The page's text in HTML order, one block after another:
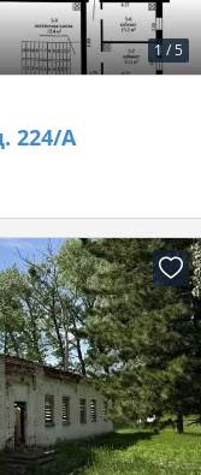
1 /5
224/А